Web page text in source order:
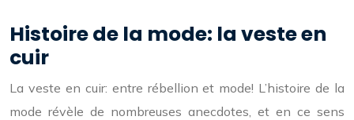
Histoire de la mode: la veste en
cuir
La veste en cuir: entre rébellion et mode! L’histoire de la
mode révèle de nombreuses anecdotes, et en ce sens